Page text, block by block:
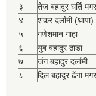
३
तेज बहादुर घर्ति मगर
४
शंकर दर्लामी (थापा)
५
गणेशमान गाहा
६
युब बहादुर ठाडा
७
जंग बहादुर दर्लामी
८
दिल बहादुर ढेंगा मगर